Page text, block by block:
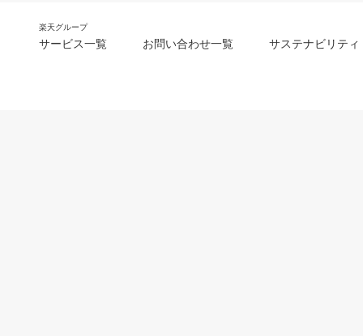
楽天グループ
サービス一覧 お問い合わせ一覧 サステナビリティ